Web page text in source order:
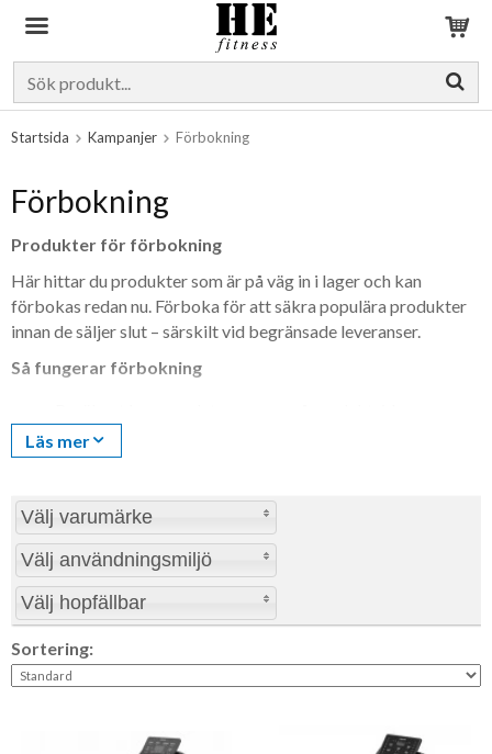
Startsida Kampanjer Förbokning
Förbokning
Produkter för förbokning
Här hittar du produkter som är på väg in i lager och kan
förbokas redan nu. Förboka för att säkra populära produkter
innan de säljer slut – särskilt vid begränsade leveranser.
Så fungerar förbokning
Din order skickas så snart produkten har kommit in i
lager
Har du frågor om leveransdatum eller tillgänglighet är du alltid
välkommen att kontakta oss.
Läs mer
Välj varumärke
Välj användningsmiljö
Välj hopfällbar
Sortering: